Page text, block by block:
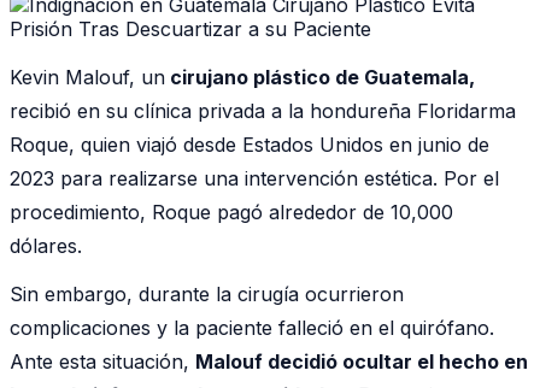
Kevin Malouf, un cirujano plástico de Guatemala,
recibió en su clínica privada a la hondureña Floridarma
Roque, quien viajó desde Estados Unidos en junio de
2023 para realizarse una intervención estética. Por el
procedimiento, Roque pagó alrededor de 10,000
dólares.
Sin embargo, durante la cirugía ocurrieron
complicaciones y la paciente falleció en el quirófano.
Ante esta situación, Malouf decidió ocultar el hecho en